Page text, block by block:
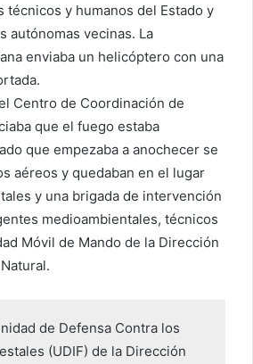
técnicos y humanos del Estado y
autónomas vecinas. La
enviaba un helicóptero con una
Centro de Coordinación de
que el fuego estaba
que empezaba a anochecer se
aéreos y quedaban en el lugar
y una brigada de intervención
medioambientales, técnicos
Móvil de Mando de la Dirección
de Defensa Contra los
(UDIF) de la Dirección